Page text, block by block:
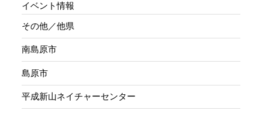
イベント情報
その他／他県
南島原市
島原市
平成新山ネイチャーセンター